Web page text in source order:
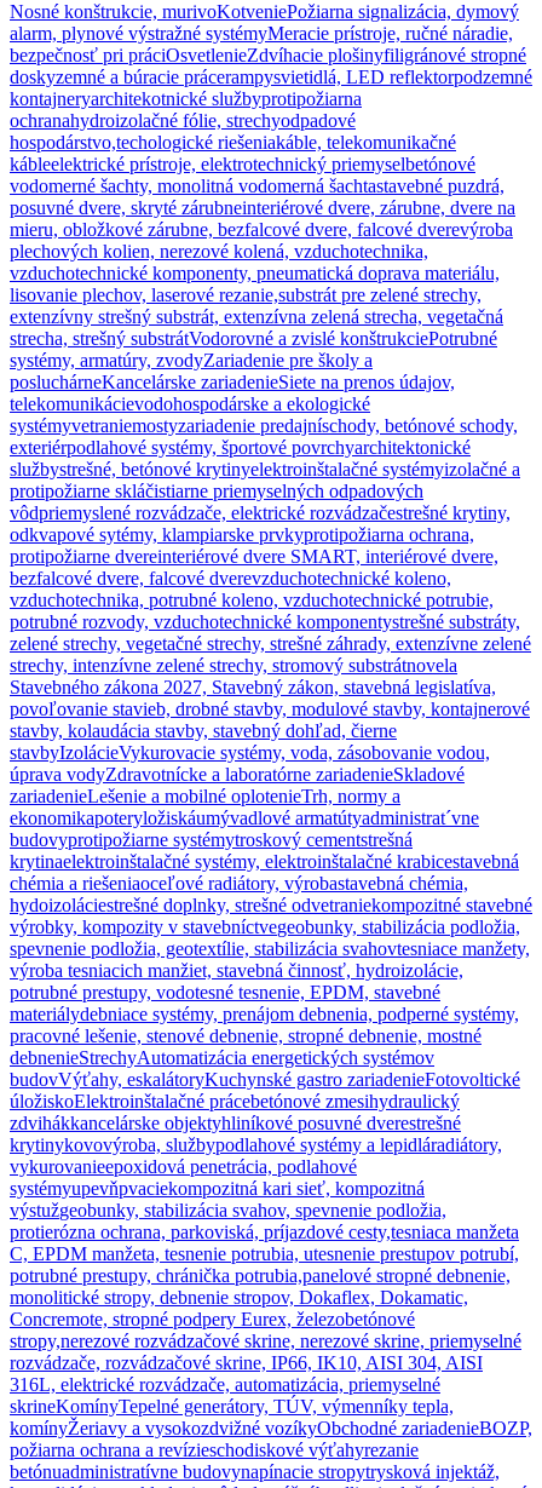
Nosné konštrukcie, murivoKotveniePožiarna signalizácia, dymový
alarm, plynové výstražné systémyMeracie prístroje, ručné náradie,
bezpečnosť pri práciOsvetlenieZdvíhacie plošinyfiligránové stropné
doskyzemné a búracie prácerampysvietidlá, LED reflektorpodzemné
kontajneryarchitekotnické službyprotipožiarna
ochranahydroizolačné fólie, strechyodpadové
hospodárstvo,techologické riešeniakáble, telekomunikačné
kábleelektrické prístroje, elektrotechnický priemyselbetónové
vodomerné šachty, monolitná vodomerná šachtastavebné puzdrá,
posuvné dvere, skryté zárubneinteriérové dvere, zárubne, dvere na
mieru, obložkové zárubne, bezfalcové dvere, falcové dverevýroba
plechových kolien, nerezové kolená, vzduchotechnika,
vzduchotechnické komponenty, pneumatická doprava materiálu,
lisovanie plechov, laserové rezanie,substrát pre zelené strechy,
extenzívny strešný substrát, extenzívna zelená strecha, vegetačná
strecha, strešný substrátVodorovné a zvislé konštrukciePotrubné
systémy, armatúry, zvodyZariadenie pre školy a
posluchárneKancelárske zariadenieSiete na prenos údajov,
telekomunikácievodohospodárske a ekologické
systémyvetraniemostyzariadenie predajníschody, betónové schody,
exteriérpodlahové systémy, športové povrchyarchitektonické
službystrešné, betónové krytinyelektroinštalačné systémyizolačné a
protipožiarne skláčistiarne priemyselných odpadových
vôdpriemyslené rozvádzače, elektrické rozvádzačestrešné krytiny,
odkvapové sytémy, klampiarske prvkyprotipožiarna ochrana,
protipožiarne dvereinteriérové dvere SMART, interiérové dvere,
bezfalcové dvere, falcové dverevzduchotechnické koleno,
vzduchotechnika, potrubné koleno, vzduchotechnické potrubie,
potrubné rozvody, vzduchotechnické komponentystrešné substráty,
zelené strechy, vegetačné strechy, strešné záhrady, extenzívne zelené
strechy, intenzívne zelené strechy, stromový substrátnovela
Stavebného zákona 2027, Stavebný zákon, stavebná legislatíva,
povoľovanie stavieb, drobné stavby, modulové stavby, kontajnerové
stavby, kolaudácia stavby, stavebný dohľad, čierne
stavbyIzolácieVykurovacie systémy, voda, zásobovanie vodou,
úprava vodyZdravotnícke a laboratórne zariadenieSkladové
zariadenieLešenie a mobilné oplotenieTrh, normy a
ekonomikapoteryložiskáumývadlové armatútyadministrat´vne
budovyprotipožiarne systémytroskový cementstrešná
krytinaelektroinštalačné systémy, elektroinštalačné krabicestavebná
chémia a riešeniaoceľové radiátory, výrobastavebná chémia,
hydoizoláciestrešné doplnky, strešné odvetraniekompozitné stavebné
výrobky, kompozity v stavebníctvegeobunky, stabilizácia podložia,
spevnenie podložia, geotextílie, stabilizácia svahovtesniace manžety,
výroba tesniacich manžiet, stavebná činnosť, hydroizolácie,
potrubné prestupy, vodotesné tesnenie, EPDM, stavebné
materiálydebniace systémy, prenájom debnenia, podperné systémy,
pracovné lešenie, stenové debnenie, stropné debnenie, mostné
debnenieStrechyAutomatizácia energetických systémov
budovVýťahy, eskalátoryKuchynské gastro zariadenieFotovoltické
úložiskoElektroinštalačné prácebetónové zmesihydraulický
zdvihákkancelárske objektyhliníkové posuvné dverestrešné
krytinykovovýroba, službypodlahové systémy a lepidláradiátory,
vykurovanieepoxidová penetrácia, podlahové
systémyupevňpvaciekompozitná kari sieť, kompozitná
výstužgeobunky, stabilizácia svahov, spevnenie podložia,
protierózna ochrana, parkoviská, príjazdové cesty,tesniaca manžeta
C, EPDM manžeta, tesnenie potrubia, utesnenie prestupov potrubí,
potrubné prestupy, chránička potrubia,panelové stropné debnenie,
monolitické stropy, debnenie stropov, Dokaflex, Dokamatic,
Concremote, stropné podpery Eurex, železobetónové
stropy,nerezové rozvádzačové skrine, nerezové skrine, priemyselné
rozvádzače, rozvádzačové skrine, IP66, IK10, AISI 304, AISI
316L, elektrické rozvádzače, automatizácia, priemyselné
skrineKomínyTepelné generátory, TÚV, výmenníky tepla,
komínyŽeriavy a vysokozdvižné vozíkyObchodné zariadenieBOZP,
požiarna ochrana a revízieschodiskové výťahyrezanie
betónuadministratívne budovynapínacie stropytrysková injektáž,